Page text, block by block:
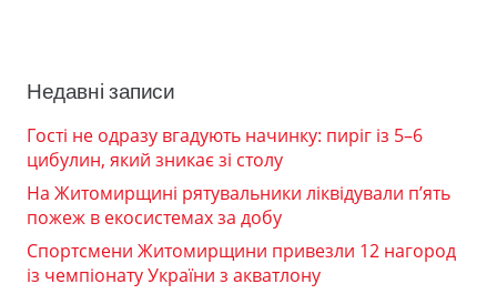
Недавні записи
Гості не одразу вгадують начинку: пиріг із 5–6
цибулин, який зникає зі столу
На Житомирщині рятувальники ліквідували п’ять
пожеж в екосистемах за добу
Спортсмени Житомирщини привезли 12 нагород
із чемпіонату України з акватлону